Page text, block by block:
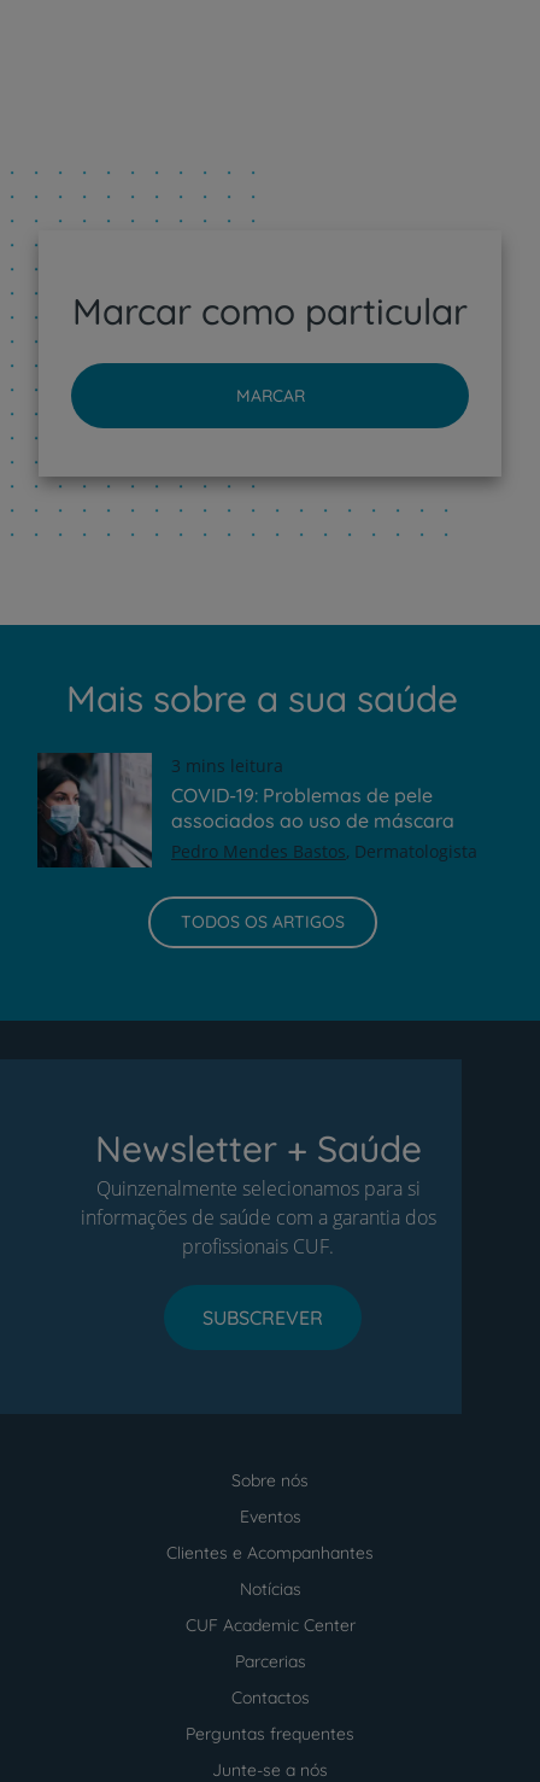
Marcar como particular
MARCAR
Mais sobre a sua saúde
3 mins leitura
COVID-19: Problemas de pele
associados ao uso de máscara
Pedro Mendes Bastos Dermatologista
TODOS OS ARTIGOS
Newsletter + Saúde
Quinzenalmente selecionamos para si
informações de saúde com a garantia dos
profissionais CUF.
SUBSCREVER
Sobre nós
Eventos
Clientes e Acompanhantes
Notícias
CUF Academic Center
Parcerias
Contactos
Perguntas frequentes
Junte-se a nós